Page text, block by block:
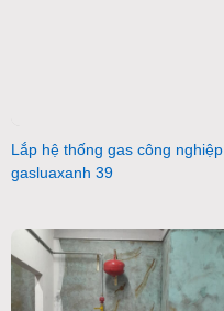
Lắp hệ thống gas công nghiệp
gasluaxanh 39